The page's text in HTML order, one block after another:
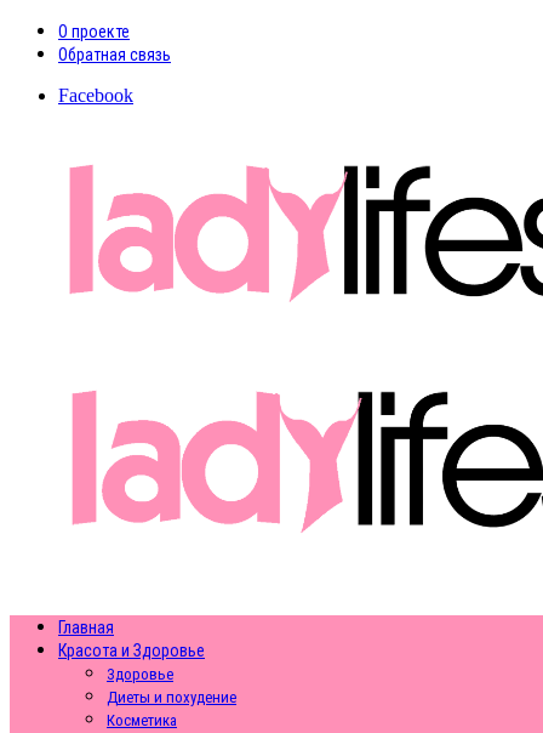
О проекте
Обратная связь
Facebook
Главная
Красота и Здоровье
Здоровье
Диеты и похудение
Косметика